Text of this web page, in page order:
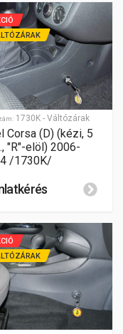
1730K - Váltózárak
Corsa (D) (kézi, 5
"R"-elöl) 2006-
/1730K/